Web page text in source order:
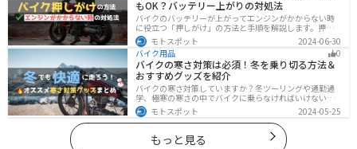
もOK？バッテリー上がりの対処法
バイクのバッテリーが上がってエンジンがかからない時
に役立つ「押しがけ」の方法と手順を解説します。押し
がけができるバイクとできないバイクがあるので、自分
のバイクができるのか確認しておきましょう。
モトスポット
2024-06-30
バイク用品
0
バイクの寒さ対策は必須！冬を乗り切る方法＆
おすすめグッズを紹介
バイクの寒さ対策していますか？冬ツーリングや通勤通
学、極寒の寒さの中でバイクに乗らなければいけない時
でも快適に乗る方法をまとめました！オススメの寒さ対
策グッズも紹介しているので、これで寒い冬でも快適に
バイクに乗りましょう！
モトスポット 2024-05-25
もっと見る